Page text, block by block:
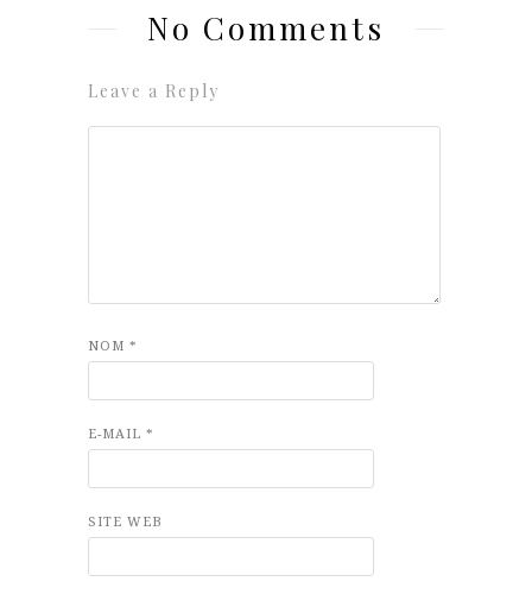
No Comments
Leave a Reply
NOM *
E-MAIL *
SITE WEB